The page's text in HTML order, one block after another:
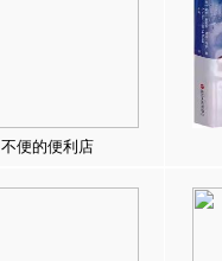
不便的便利店